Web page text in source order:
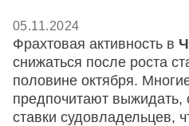
05.11.2024
Фрахтовая активность в
снижаться после роста
половине октября.
предпочитают выжидать,
ставки судовладельцев,